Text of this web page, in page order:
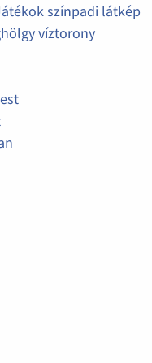
színpadi látkép
víztorony